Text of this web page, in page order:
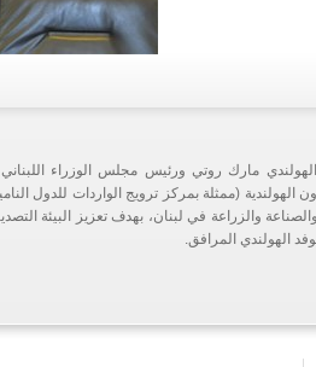
مارك روتي ورئيس مجلس الوزراء اللبناني
الهولندية (ممثلة بمركز ترويج الواردات للدول
والزراعة في لبنان، بهدف تعزيز البيئة
الهولندي المرافق.